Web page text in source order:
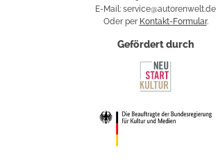
E-Mail: service@autorenwelt.de
Oder per Kontakt-Formular.
Gefördert durch